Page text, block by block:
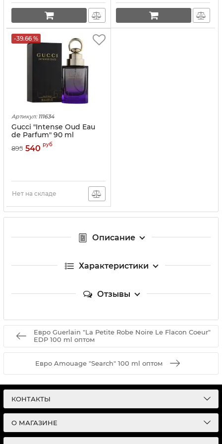
-39.66 %
Артикул: 111634
Gucci "Intense Oud Eau
de Parfum" 90 ml
895 540 руб
Нет на складе
Описание
Характеристики
Отзывы
Евро Guerlain "La Petite Robe Noire Le Flacon Coeur"
EDP 100 ml оптом
Евро Amouage "Search" 100 ml оптом
КОНТАКТЫ
О МАГАЗИНЕ